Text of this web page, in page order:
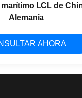
LCL de
Alemania
AHORA